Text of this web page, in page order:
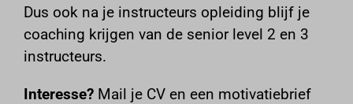
Dus ook na je instructeurs opleiding blijf je
coaching krijgen van de senior level 2 en 3
instructeurs.
Interesse? Mail je CV en een motivatiebrief